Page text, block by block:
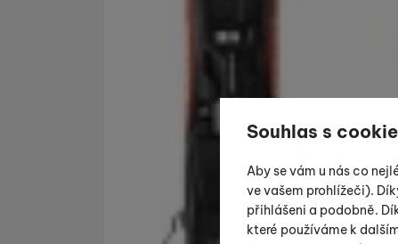
Souhlas s
Aby se vám u nás co
ve vašem prohlížeči).
přihlášeni a podobně.
které používáme k